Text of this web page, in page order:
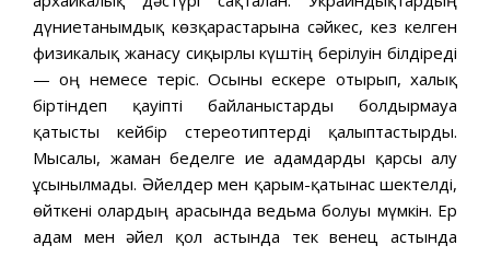
дүниетанымдық көзқарастарына сәйкес, кез келген
физикалық жанасу сиқырлы күштің берілуін білдіреді
— оң немесе теріс. Осыны ескере отырып, халық
біртіндеп қауіпті байланыстарды болдырмауға
қатысты кейбір стереотиптерді қалыптастырды.
Мысалы, жаман беделге ие адамдарды қарсы алу
ұсынылмады. Әйелдер мен қарым-қатынас шектелді,
өйткені олардың арасында ведьма болуы мүмкін. Ер
адам мен әйел қол астында тек венец астында